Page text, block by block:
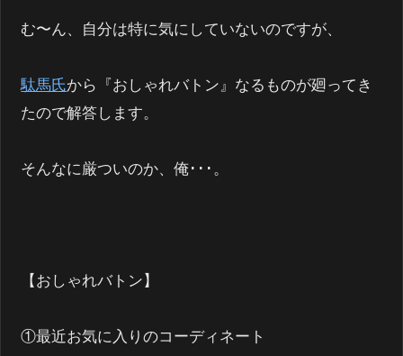
む〜ん、自分は特に気にしていないのですが、
駄馬氏から『おしゃれバトン』なるものが廻ってき
たので解答します。
そんなに厳ついのか、俺･･･。
【おしゃれバトン】
①最近お気に入りのコーディネート